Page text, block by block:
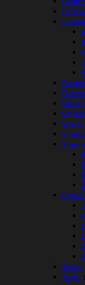
Sporer
Støvler
Tasker
Trøjer